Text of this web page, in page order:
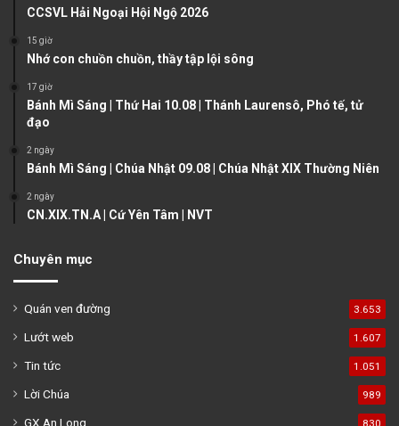
u
p
g
CCSVL Hải Ngoại Hội Ngộ 2026
15 giờ
Nhớ con chuồn chuồn, thầy tập lội sông
17 giờ
Bánh Mì Sáng | Thứ Hai 10.08 | Thánh Laurensô, Phó tế, tử
đạo
2 ngày
Bánh Mì Sáng | Chúa Nhật 09.08 | Chúa Nhật XIX Thường Niên
2 ngày
CN.XIX.TN.A | Cứ Yên Tâm | NVT
Chuyên mục
Quán ven đường 3.653
Lướt web 1.607
Tin tức 1.051
Lời Chúa 989
GX An Long 830